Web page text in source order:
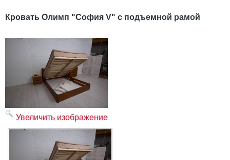
Кровать Олимп "София V" с подъемной рамой
Увеличить изображение